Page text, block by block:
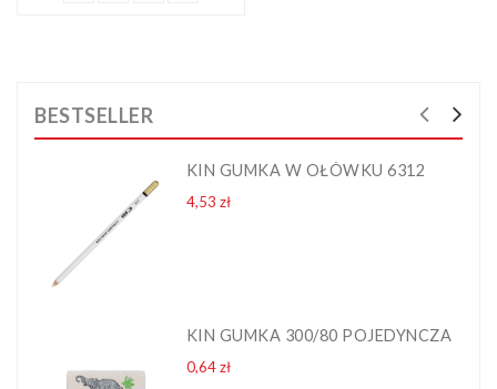
BESTSELLER
KIN GUMKA W OŁÓWKU 6312
4,53 złCena
KIN GUMKA 300/80 POJEDYNCZA
0,64 złCena